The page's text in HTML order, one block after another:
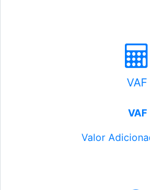
VAF
VAF
Valor